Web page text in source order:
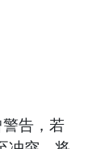
告，若